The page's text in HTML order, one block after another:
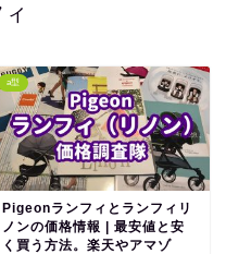
a型
Pigeonランフィとランフィリ
ノンの価格情報 | 最安値と安
く買う方法。楽天やアマゾ